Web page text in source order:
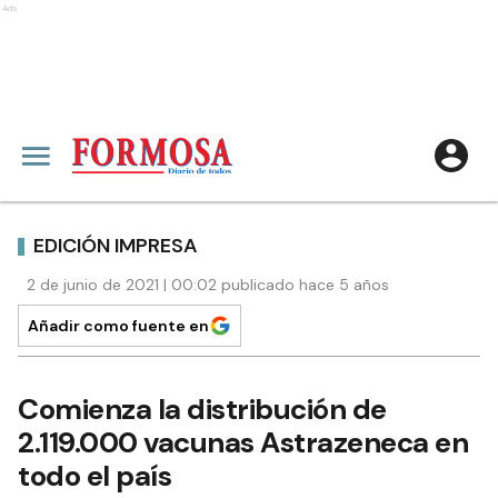
Ads
EDICIÓN IMPRESA
2 de junio de 2021 | 00:02 publicado hace 5 años
Añadir como fuente en
Comienza la distribución de
2.119.000 vacunas Astrazeneca en
todo el país